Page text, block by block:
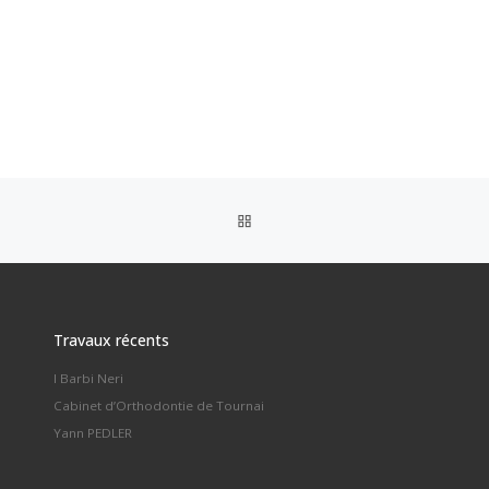
Travaux récents
I Barbi Neri
Cabinet d’Orthodontie de Tournai
Yann PEDLER